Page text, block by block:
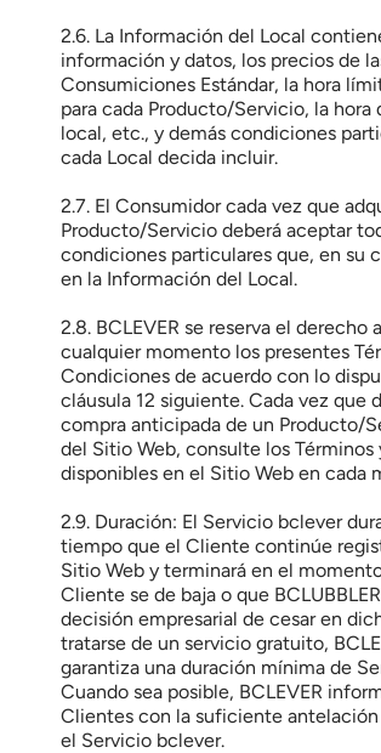
2.6. La Información del Local
información y datos, los precios de
Consumiciones Estándar, la hora
para cada Producto/Servicio, la hora
local, etc., y demás condiciones
cada Local decida incluir.
2.7. El Consumidor cada vez que
Producto/Servicio deberá aceptar
condiciones particulares que, en su
en la Información del Local.
2.8. BCLEVER se reserva el derecho
cualquier momento los presentes
Condiciones de acuerdo con lo
cláusula 12 siguiente. Cada vez que
compra anticipada de un Producto/
del Sitio Web, consulte los
disponibles en el Sitio Web en cada
2.9. Duración: El Servicio bclever
tiempo que el Cliente continúe
Sitio Web y terminará en el
Cliente se de baja o que
decisión empresarial de cesar en
tratarse de un servicio gratuito,
garantiza una duración mínima de
Cuando sea posible, BCLEVER
Clientes con la suficiente antelación
el Servicio bclever.